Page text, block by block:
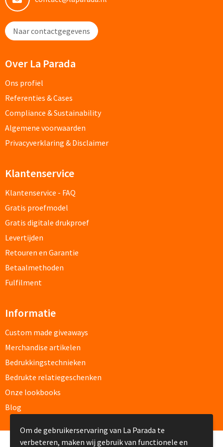
Softshell jassen bedrukken
Sport T-shirts bedrukken
Sportshorts bedrukken
Training- & Joggingbroeken bedrukken
Golfkleding bedrukken
Alle sportkleding
Caps & Zonnehoedjes
Zonnehoedjes bedrukken
Hoedenbanden bedrukken
Custom made
Custom made kleding
Custom made caps
Custom made zonnehoedjes
Custom made bandana's
Naar contactgegevens
Over La Parada
Ons profiel
Referenties & Cases
Compliance & Sustainability
Algemene voorwaarden
Privacyverklaring & Disclaimer
Klantenservice
Klantenservice - FAQ
Gratis proefmodel
Gratis digitale drukproef
Levertijden
Retouren en Garantie
Betaalmethoden
Fulfilment
Informatie
Custom made giveaways
Merchandise artikelen
Bedrukkingstechnieken
Bedrukte relatiegeschenken
Onze lookbooks
Blog
Om de gebruikerservaring van La Parada te
verbeteren, maken wij gebruik van functionele en